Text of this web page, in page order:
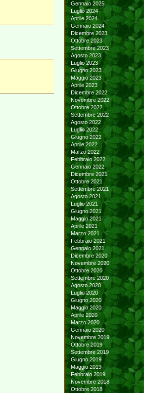
Gennaio 2025
Luglio 2024
Aprile 2024
Gennaio 2024
Dicembre 2023
Ottobre 2023
Settembre 2023
Agosto 2023
Luglio 2023
Giugno 2023
Maggio 2023
Aprile 2023
Dicembre 2022
Novembre 2022
Ottobre 2022
Settembre 2022
Agosto 2022
Luglio 2022
Giugno 2022
Aprile 2022
Marzo 2022
Febbraio 2022
Gennaio 2022
Dicembre 2021
Ottobre 2021
Settembre 2021
Agosto 2021
Luglio 2021
Giugno 2021
Maggio 2021
Aprile 2021
Marzo 2021
Febbraio 2021
Gennaio 2021
Dicembre 2020
Novembre 2020
Ottobre 2020
Settembre 2020
Agosto 2020
Luglio 2020
Giugno 2020
Maggio 2020
Aprile 2020
Marzo 2020
Gennaio 2020
Novembre 2019
Ottobre 2019
Settembre 2019
Giugno 2019
Maggio 2019
Febbraio 2019
Novembre 2018
Ottobre 2018